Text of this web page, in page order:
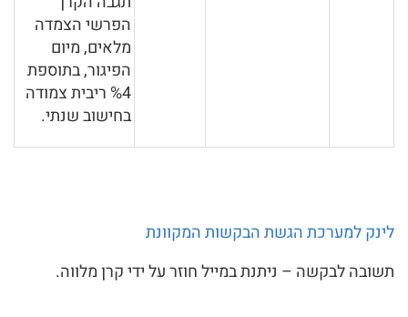
הפרשי הצמדה
מלאים, מיום
הפיגור, בתוספת
%4 ריבית צמודה
בחישוב שנתי.
לינק למערכת הגשת הבקשות המקוונת
תשובה לבקשה – ניתנת במייל חוזר על ידי קרן מלווה.